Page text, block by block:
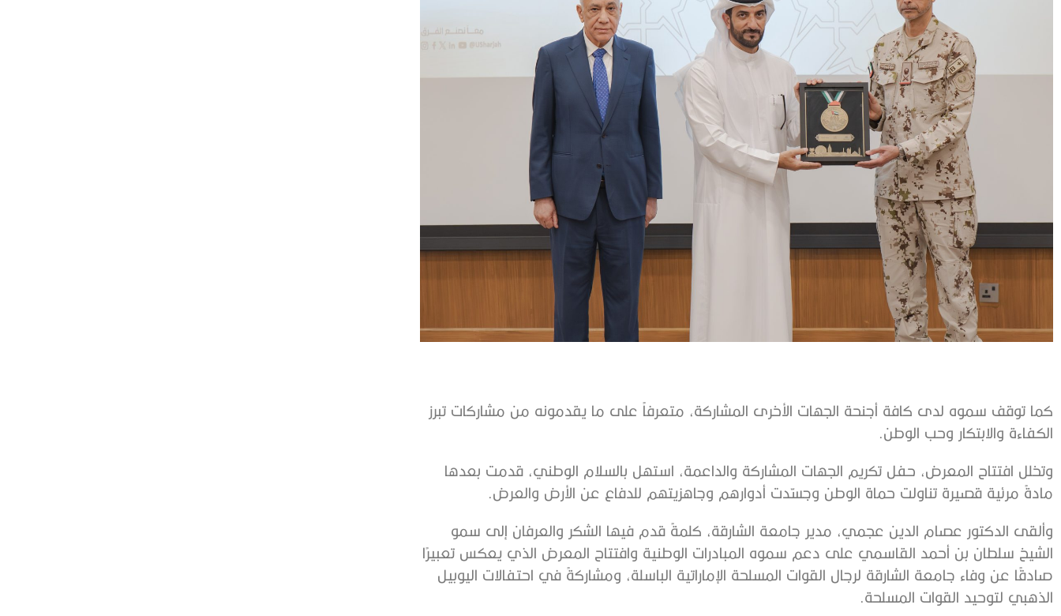
كما توقف سموه لدى كافة أجنحة الجهات الأخرى المشاركة، متعرفاً على ما يقدمونه من مشاركات تبرز
الكفاءة والابتكار وحب الوطن.
وتخلل افتتاح المعرض، حفل تكريم الجهات المشاركة والداعمة، استهل بالسلام الوطني، قدمت بعدها
مادةً مرئية قصيرة تناولت حماة الوطن وجسّدت أدوارهم وجاهزيتهم للدفاع عن الأرض والعرض.
وألقى الدكتور عصام الدين عجمي، مدير جامعة الشارقة، كلمةً قدم فيها الشكر والعرفان إلى سمو
الشيخ سلطان بن أحمد القاسمي على دعم سموه المبادرات الوطنية وافتتاح المعرض الذي يعكس تعبيرًا
صادقًا عن وفاء جامعة الشارقة لرجال القوات المسلحة الإماراتية الباسلة، ومشاركةً في احتفالات اليوبيل
الذهبي لتوحيد القوات المسلحة.